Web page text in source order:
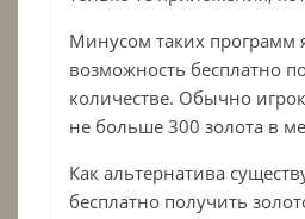
Минусом таких программ
возможность бесплатно
количестве. Обычно
не больше 300 золота в
Как альтернатива
бесплатно получить